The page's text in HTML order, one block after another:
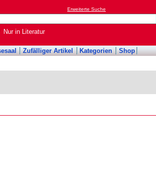
Erweiterte Suche
Nur in Literatur
Zufälliger Artikel Kategorien Shop